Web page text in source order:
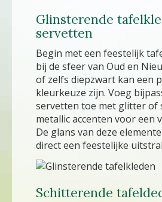
Glinsterende
servetten
Begin met een feestelijk
bij de sfeer van Oud en
of zelfs diepzwart kan een
kleurkeuze zijn. Voeg
servetten toe met glitter of
metallic accenten voor een
De glans van deze
direct een feestelijke
Schitterende